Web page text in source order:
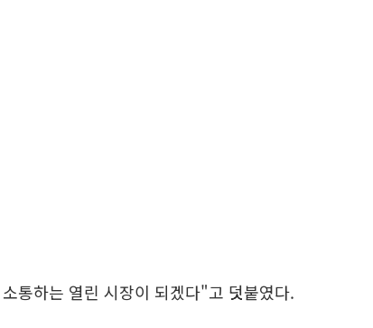
통하는 열린 시장이 되겠다"고 덧붙였다.